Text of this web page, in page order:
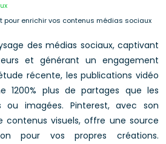
pour enrichir vos contenus médias sociaux
des médias sociaux, captivant
et générant un engagement
récente, les publications vidéo
1200% plus de partages que les
ou imagées. Pinterest, avec son
contenus visuels, offre une source
pour vos propres créations.